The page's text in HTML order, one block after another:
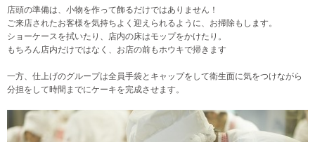
店頭の準備は、小物を作って飾るだけではありません！
ご来店されたお客様を気持ちよく迎えられるように、お掃除もします。
ショーケースを拭いたり、店内の床はモップをかけたり。
もちろん店内だけではなく、お店の前もホウキで掃きます
一方、仕上げのグループは全員手袋とキャップをして衛生面に気をつけながら
分担をして時間までにケーキを完成させます。